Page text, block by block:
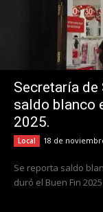
Secretaría
saldo blanco
2025.
Local 18 de
Se reporta saldo
duró el Buen Fin